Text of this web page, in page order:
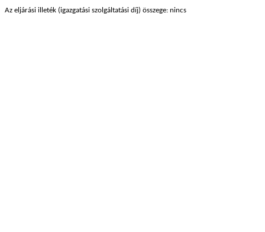
Az eljárási illeték (igazgatási szolgáltatási díj) összege: nincs